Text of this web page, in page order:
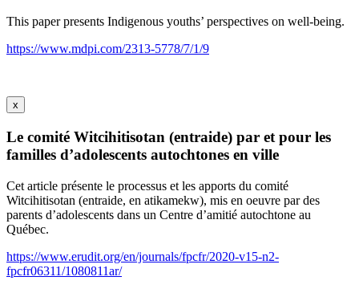
This paper presents Indigenous youths’ perspectives on well-being.
https://www.mdpi.com/2313-5778/7/1/9
x
Le comité Witcihitisotan (entraide) par et pour les
familles d’adolescents autochtones en ville
Cet article présente le processus et les apports du comité
Witcihitisotan (entraide, en atikamekw), mis en oeuvre par des
parents d’adolescents dans un Centre d’amitié autochtone au
Québec.
https://www.erudit.org/en/journals/fpcfr/2020-v15-n2-
fpcfr06311/1080811ar/